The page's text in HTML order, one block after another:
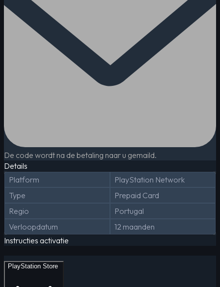
De code wordt na de betaling naar u gemaild.
Details
Platform
PlayStation Network
Type
Prepaid Card
Regio
Portugal
Verloopdatum
12 maanden
Instructies activatie
PlayStation Store